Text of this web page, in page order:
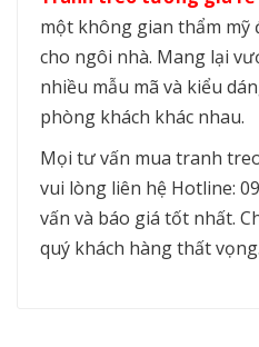
một không gian thẩm mỹ
cho ngôi nhà. Mang lại
nhiều mẫu mã và kiểu
phòng khách khác nhau.
Mọi tư vấn mua tranh
vui lòng liên hệ Hotline:
vấn và báo giá tốt nhất.
quý khách hàng thất vọng.